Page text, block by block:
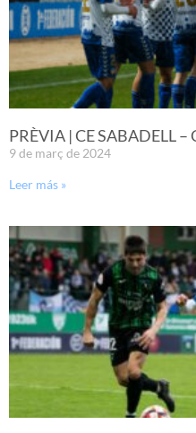
PRÈVIA | CE SABADELL –
9 de març de 2024
Leer más »